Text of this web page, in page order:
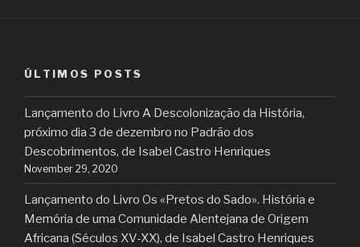
ÚLTIMOS POSTS
Lançamento do Livro A Descolonização da História,
próximo dia 3 de dezembro no Padrão dos
Descobrimentos, de Isabel Castro Henriques
November 29, 2020
Lançamento do Livro Os «Pretos do Sado». História e
Memória de uma Comunidade Alentejana de Origem
Africana (Séculos XV-XX), de Isabel Castro Henriques